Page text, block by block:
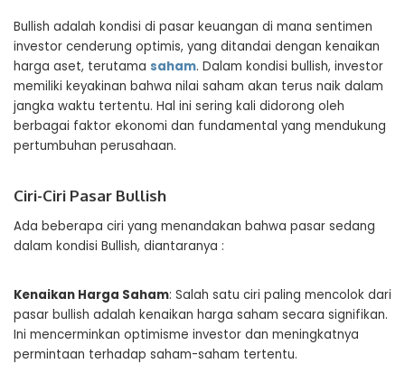
Bullish adalah kondisi di pasar keuangan di mana sentimen
investor cenderung optimis, yang ditandai dengan kenaikan
harga aset, terutama saham. Dalam kondisi bullish, investor
memiliki keyakinan bahwa nilai saham akan terus naik dalam
jangka waktu tertentu. Hal ini sering kali didorong oleh
berbagai faktor ekonomi dan fundamental yang mendukung
pertumbuhan perusahaan.
Ciri-Ciri Pasar Bullish
Ada beberapa ciri yang menandakan bahwa pasar sedang
dalam kondisi Bullish, diantaranya :
Kenaikan Harga Saham: Salah satu ciri paling mencolok dari
pasar bullish adalah kenaikan harga saham secara signifikan.
Ini mencerminkan optimisme investor dan meningkatnya
permintaan terhadap saham-saham tertentu.